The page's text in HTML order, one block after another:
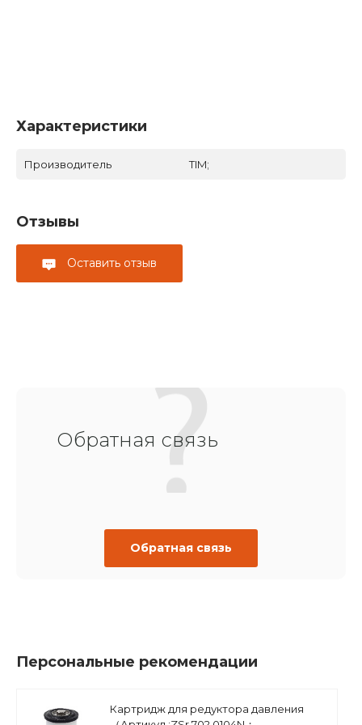
Характеристики
Производитель TIM;
Отзывы
Оставить отзыв
Обратная связь
Обратная связь
Персональные рекомендации
Картридж для редуктора давления